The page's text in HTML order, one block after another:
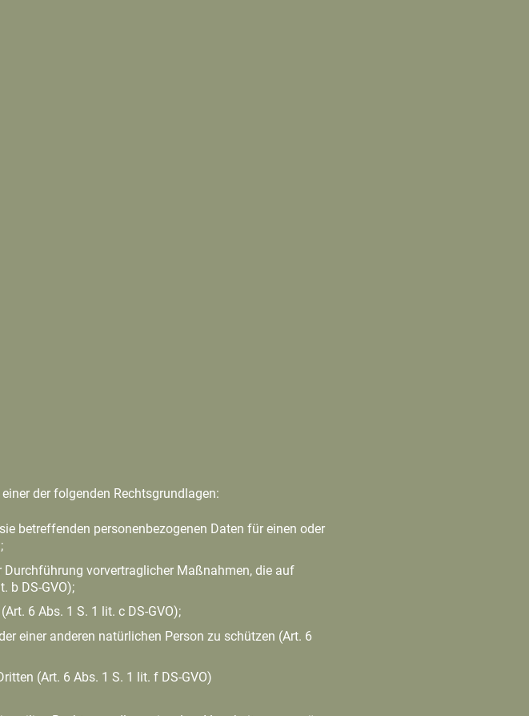
der folgenden Rechtsgrundlagen:
betreffenden personenbezogenen Daten für einen oder
vorvertraglicher Maßnahmen, die auf
b DS-GVO);
6 Abs. 1 S. 1 lit. c DS-GVO);
einer anderen natürlichen Person zu schützen (Art. 6
(Art. 6 Abs. 1 S. 1 lit. f DS-GVO)